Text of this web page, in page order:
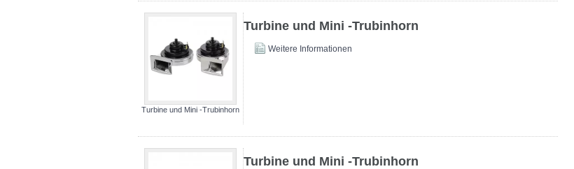
Turbine und Mini -Trubinhorn
Turbine und Mini -Trubinhorn
Weitere Informationen
Turbine und Mini -Trubinhorn